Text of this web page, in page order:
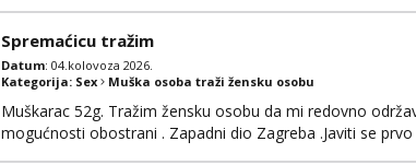
Spremaćicu tražim
Datum: 04.kolovoza 2026.
Kategorija: Sex Muška osoba traži žensku osobu
Muškarac 52g. Tražim žensku osobu da mi redovno
mogućnosti obostrani . Zapadni dio Zagreba .Javiti se